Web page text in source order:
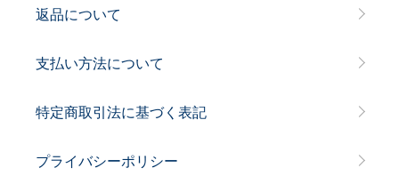
返品について
支払い方法について
特定商取引法に基づく表記
プライバシーポリシー